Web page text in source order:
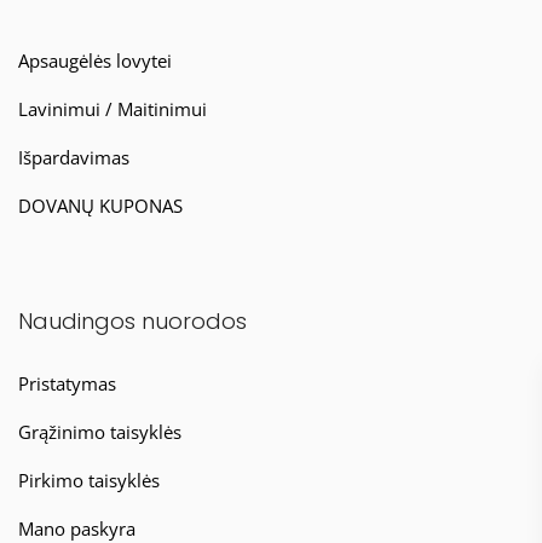
Apsaugėlės lovytei
Lavinimui / Maitinimui
Išpardavimas
DOVANŲ KUPONAS
Naudingos nuorodos
Pristatymas
Grąžinimo taisyklės
Pirkimo taisyklės
Mano paskyra